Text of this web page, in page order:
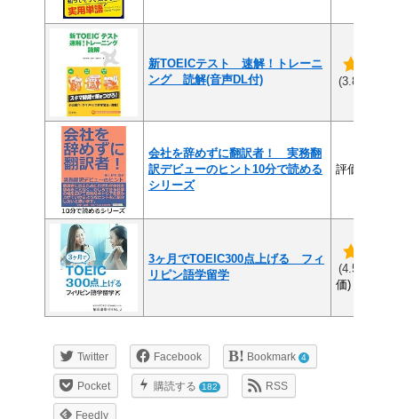
新TOEICテスト 速解！トレーニ
ング 読解(音声DL付)
(3.8/5)
会社を辞めずに翻訳者！ 実務翻
訳デビューのヒント10分で読める
シリーズ
評価なし
3ヶ月でTOEIC300点上げる フィ
リピン語学留学
(4.5/5)
価)
Twitter Facebook Bookmark 4
Pocket 購読する 182 RSS
Feedly